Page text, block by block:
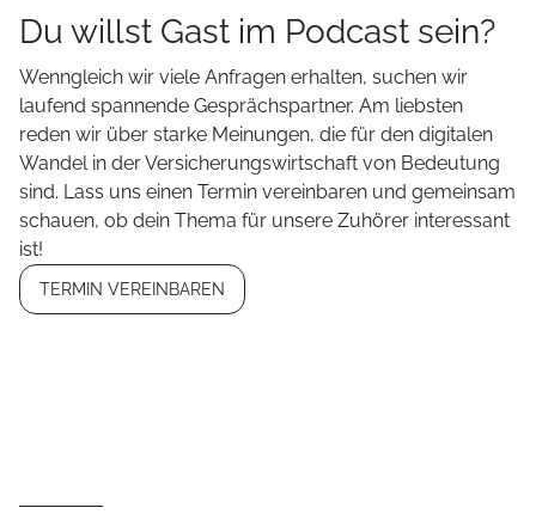
Du willst Gast im Podcast sein?
Wenngleich wir viele Anfragen erhalten, suchen wir
laufend spannende Gesprächspartner. Am liebsten
reden wir über starke Meinungen, die für den digitalen
Wandel in der Versicherungswirtschaft von Bedeutung
sind. Lass uns einen Termin vereinbaren und gemeinsam
schauen, ob dein Thema für unsere Zuhörer interessant
ist!
TERMIN VEREINBAREN